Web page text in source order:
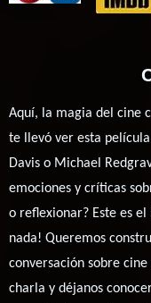
Aquí, la magia del cine
te llevó ver esta
Davis o Michael
emociones y críticas
o reflexionar? Este es el
nada! Queremos
conversación sobre cine
charla y déjanos